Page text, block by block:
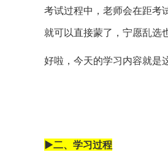
考试过程中，老师会在距考
就可以直接蒙了，宁愿乱选
好啦，今天的学习内容就是
►二、学习过程